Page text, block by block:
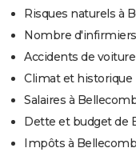
Risques naturels à
Nombre
Accidents de
Climat et
Salaires à
Dette et budget de
Impôts à